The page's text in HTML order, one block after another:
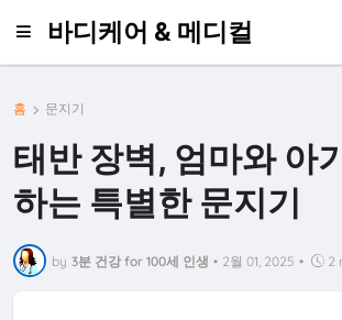
바디케어 & 메디컬
홈 문지기
태반 장벽, 엄마와 아
하는 특별한 문지기
by 3분 건강 for 100세 인생 • 2월 01, 2025 • 2